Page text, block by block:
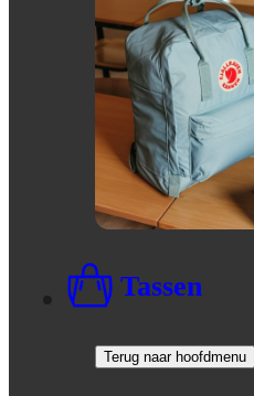
Tassen
Terug naar hoofdmenu